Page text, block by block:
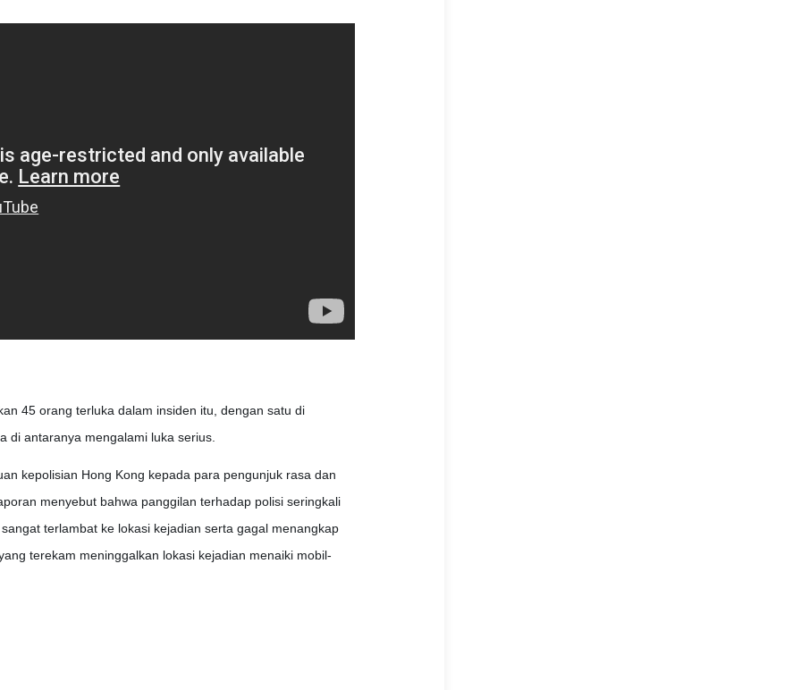
45 orang terluka dalam insiden itu, dengan satu di
di antaranya mengalami luka serius.
kepolisian Hong Kong kepada para pengunjuk rasa dan
menyebut bahwa panggilan terhadap polisi seringkali
terlambat ke lokasi kejadian serta gagal menangkap
terekam meninggalkan lokasi kejadian menaiki mobil-